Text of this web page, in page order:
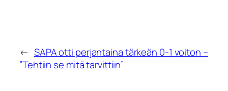
← SAPA otti perjantaina tärkeän 0-1 voiton –
”Tehtiin se mitä tarvittiin”